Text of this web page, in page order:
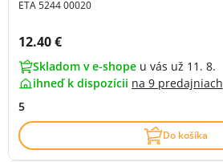
ETA 5244 00020
Cena s DPH:
12.40 €
Skladom v e-shope u vás už 11. 8.
ihneď k dispozícii na 9 predajniach
5
Do košíka